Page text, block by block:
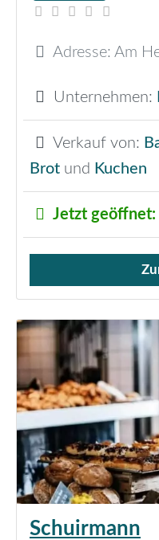
Adresse: Am
Unternehmen:
Verkauf von:
Brot und Kuchen
Jetzt geöffnet:
Verkauf von
Schuirmann